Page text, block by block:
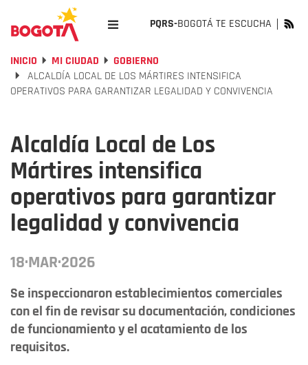
PQRS-BOGOTÁ TE ESCUCHA
INICIO MI CIUDAD
GOBIERNO
ALCALDÍA LOCAL DE LOS MÁRTIRES INTENSIFICA
OPERATIVOS PARA GARANTIZAR LEGALIDAD Y CONVIVENCIA
Alcaldía Local de Los
Mártires intensifica
operativos para garantizar
legalidad y convivencia
18·MAR·2026
Se inspeccionaron establecimientos comerciales
con el fin de revisar su documentación, condiciones
de funcionamiento y el acatamiento de los
requisitos.